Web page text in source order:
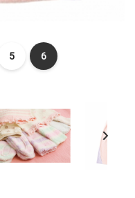
5 6